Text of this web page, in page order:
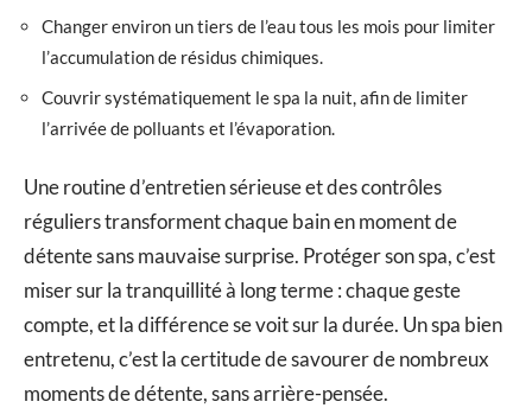
Changer environ un tiers de l’eau tous les mois pour limiter
l’accumulation de résidus chimiques.
Couvrir systématiquement le spa la nuit, afin de limiter
l’arrivée de polluants et l’évaporation.
Une routine d’entretien sérieuse et des contrôles
réguliers transforment chaque bain en moment de
détente sans mauvaise surprise. Protéger son spa, c’est
miser sur la tranquillité à long terme : chaque geste
compte, et la différence se voit sur la durée. Un spa bien
entretenu, c’est la certitude de savourer de nombreux
moments de détente, sans arrière-pensée.